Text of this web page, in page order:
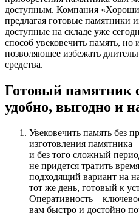
доступным. Компания
предлагая готовые памятники
доступные на складе уже
способ увековечить память,
позволяющее избежать
средства.
Готовый памятник
удобно, выгодно и
Увековечить память без
изготовления памятника
и без того сложный
не придется тратить
подходящий вариант на
тот же день, готовый к
Оперативность –
вам быстро и достойно